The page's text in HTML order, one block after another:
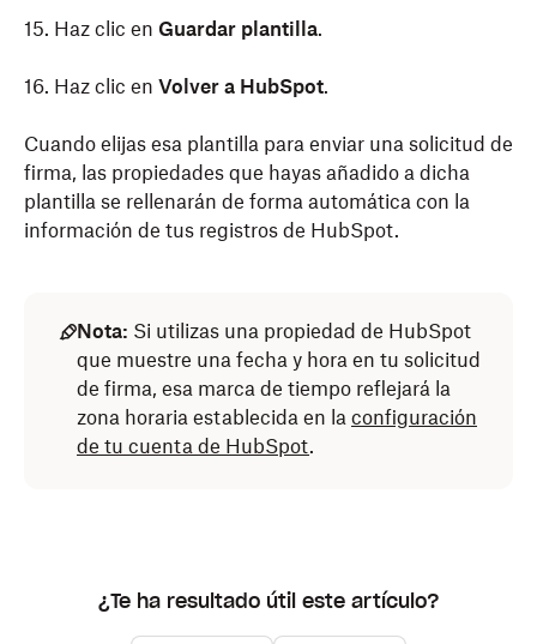
15. Haz clic en Guardar plantilla.
16. Haz clic en Volver a HubSpot.
Cuando elijas esa plantilla para enviar una solicitud de
firma, las propiedades que hayas añadido a dicha
plantilla se rellenarán de forma automática con la
información de tus registros de HubSpot.
Nota: Si utilizas una propiedad de HubSpot
que muestre una fecha y hora en tu solicitud
de firma, esa marca de tiempo reflejará la
zona horaria establecida en la configuración
de tu cuenta de HubSpot.
¿Te ha resultado útil este artículo?